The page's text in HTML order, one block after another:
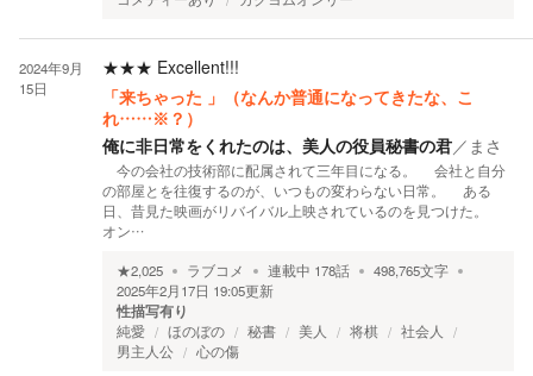
2024年9月
15日
★★★ Excellent!!!
「来ちゃった 」（なんか普通になってきたな、こ
れ……※？）
俺に非日常をくれたのは、美人の役員秘書の君／ まさ
今の会社の技術部に配属されて三年目になる。 会社と自分
の部屋とを往復するのが、いつもの変わらない日常。 ある
日、昔見た映画がリバイバル上映されているのを見つけた。
オン…
★2,025 ラブコメ 連載中 178話 498,765文字
2025年2月17日 19:05更新
性描写有り
純愛 ほのぼの 秘書 美人 将棋
社会人
男主人公
心の傷